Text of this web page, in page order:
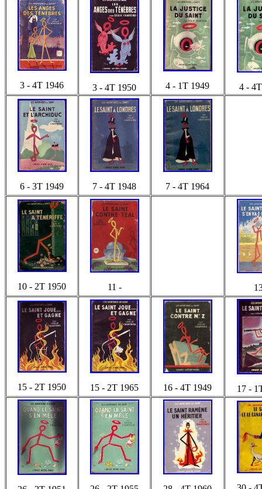
3 - 4T 1946 3 - 4T 1950 4 - 1T 1949 4 -
6 - 3T 1949 7 - 4T 1948 7 - 4T 1964
10 - 2T 1950 11 -
15 - 2T 1950 15 - 2T 1965 16 - 4T 1949 17 -